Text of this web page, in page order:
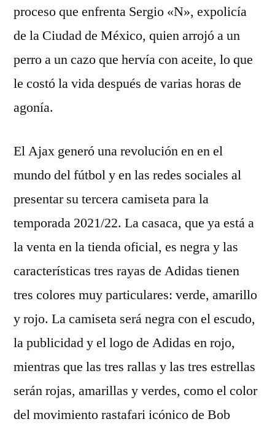
proceso que enfrenta Sergio «N», expolicía
de la Ciudad de México, quien arrojó a un
perro a un cazo que hervía con aceite, lo que
le costó la vida después de varias horas de
agonía.
El Ajax generó una revolución en en el
mundo del fútbol y en las redes sociales al
presentar su tercera camiseta para la
temporada 2021/22. La casaca, que ya está a
la venta en la tienda oficial, es negra y las
características tres rayas de Adidas tienen
tres colores muy particulares: verde, amarillo
y rojo. La camiseta será negra con el escudo,
la publicidad y el logo de Adidas en rojo,
mientras que las tres rallas y las tres estrellas
serán rojas, amarillas y verdes, como el color
del movimiento rastafari icónico de Bob